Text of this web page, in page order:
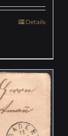
Details